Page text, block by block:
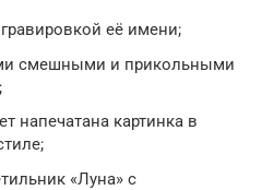
её имени;
смешными и прикольными
напечатана картинка в
«Луна» с